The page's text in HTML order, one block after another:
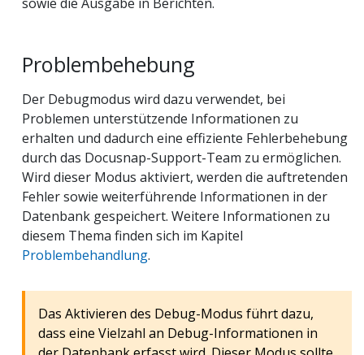
Problembehebung
Der Debugmodus wird dazu verwendet, bei
Problemen unterstützende Informationen zu
erhalten und dadurch eine effiziente Fehlerbehebung
durch das Docusnap-Support-Team zu ermöglichen.
Wird dieser Modus aktiviert, werden die auftretenden
Fehler sowie weiterführende Informationen in der
Datenbank gespeichert. Weitere Informationen zu
diesem Thema finden sich im Kapitel
Problembehandlung.
Das Aktivieren des Debug-Modus führt dazu,
dass eine Vielzahl an Debug-Informationen in